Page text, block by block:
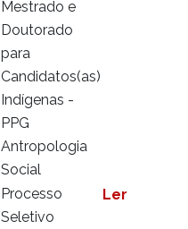
Mestrado e
Doutorado
para
Candidatos(as)
Indígenas -
PPG
Antropologia
Social
Processo
Seletivo
Ler mais